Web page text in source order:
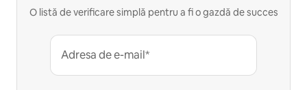
O listă de verificare simplă pentru a fi o gazdă de succes
Adresa de e-mail*